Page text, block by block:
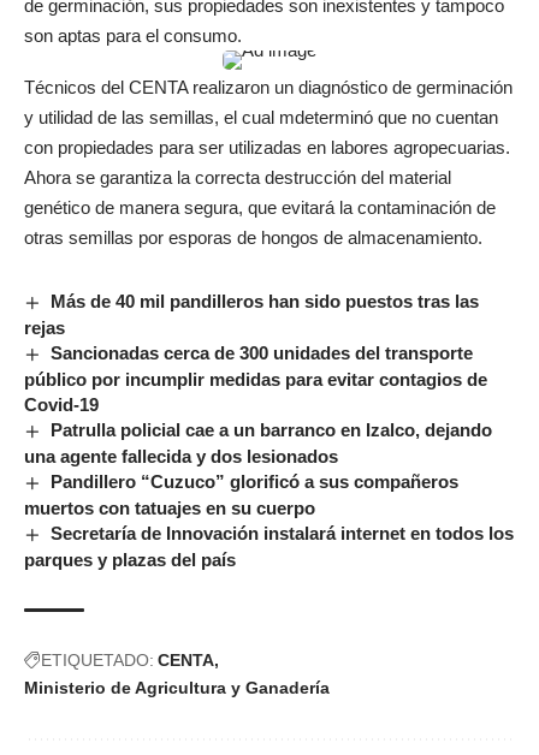
de germinación, sus propiedades son inexistentes y tampoco
son aptas para el consumo.
Técnicos del CENTA realizaron un diagnóstico de germinación
y utilidad de las semillas, el cual mdeterminó que no cuentan
con propiedades para ser utilizadas en labores agropecuarias.
Ahora se garantiza la correcta destrucción del material
genético de manera segura, que evitará la contaminación de
otras semillas por esporas de hongos de almacenamiento.
Más de 40 mil pandilleros han sido puestos tras las
rejas
Sancionadas cerca de 300 unidades del transporte
público por incumplir medidas para evitar contagios de
Covid-19
Patrulla policial cae a un barranco en Izalco, dejando
una agente fallecida y dos lesionados
Pandillero “Cuzuco” glorificó a sus compañeros
muertos con tatuajes en su cuerpo
Secretaría de Innovación instalará internet en todos los
parques y plazas del país
ETIQUETADO: CENTA
Ministerio de Agricultura y Ganadería